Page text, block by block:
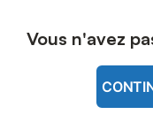
Vous n'avez